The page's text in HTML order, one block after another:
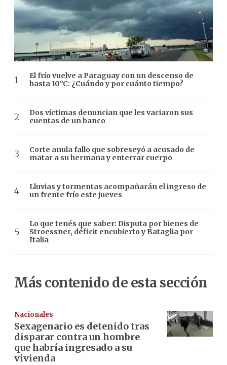
El frío vuelve a Paraguay con un descenso de
hasta 10°C: ¿Cuándo y por cuánto tiempo?
Dos víctimas denuncian que les vaciaron sus
cuentas de un banco
Corte anula fallo que sobreseyó a acusado de
matar a su hermana y enterrar cuerpo
Lluvias y tormentas acompañarán el ingreso de
un frente frío este jueves
Lo que tenés que saber: Disputa por bienes de
Stroessner, déficit encubierto y Bataglia por
Italia
Más contenido de esta sección
Nacionales
Sexagenario es detenido tras
disparar contra un hombre
que habría ingresado a su
vivienda